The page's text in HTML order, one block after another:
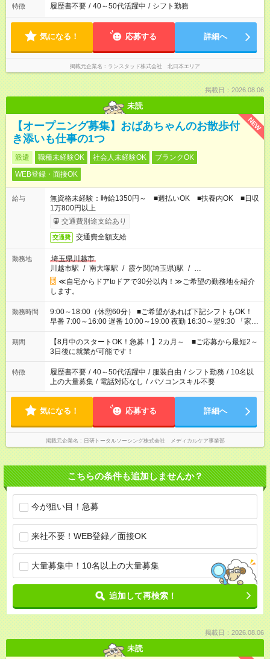
特徴 履歴書不要 / 40～50代活躍中 / シフト勤務
気になる！ 応募する 詳細へ
掲載元企業名 ランスタッド株式会社 北日本エリア
掲載日：2026.08.06
未読
NEW
【オープニング募集】おばあちゃんのお散歩付
き添いも仕事の1つ
派遣 職種未経験OK 社会人未経験OK
ブランクOK
WEB登録・面接OK
給与
無資格未経験：時給1350円～ ■週払いOK ■扶養内OK ■日収
1万800円以上
交通費別途支給あり
交通費 交通費全額支給
勤務地
埼玉県川越市
川越市駅 / 南大塚駅 / 霞ケ関(埼玉県)駅 / …
≪自宅からドアtoドアで30分以内！≫ご希望の勤務地を紹介
します。
勤務時間
9:00～18:00（休憩60分） ■ご希望があれば下記シフトもOK！
早番 7:00～16:00 遅番 10:00～19:00 夜勤 16:30～翌9:30 「家族
と休みを合わせたい」 「余裕を持って夕飯の準備がしたい」
「できれば残業はしたくない」 など、ご希望を教えてください
ね。 ※Wワーク希望の方へ 今ご覧のお仕事で希望する勤務時間
と、もう1つのお仕事の勤務時間。 合計で週40時間を超える場
合は応募できません。
期間
【8月中のスタートOK！急募！】2カ月～ ■ご応募から最短2～
3日後に就業が可能です！
特徴 履歴書不要 / 40～50代活躍中 / 服装自由 / シフト勤務 / 10名以
上の大量募集 / 電話対応なし / パソコンスキル不要
気になる！ 応募する 詳細へ
掲載元企業名 日研トータルソーシング株式会社 メディカルケア事業部
こちらの条件も追加しませんか？
今が狙い目！急募
来社不要！WEB登録／面接OK
大量募集中！10名以上の大量募集
追加して再検索！
掲載日：2026.08.06
未読